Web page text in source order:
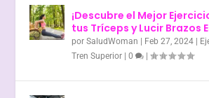
¡Descubre el Mejor
tus Tríceps y Lucir Brazos
porSaludWoman Feb 27, 2024
Tren Superior |0 |